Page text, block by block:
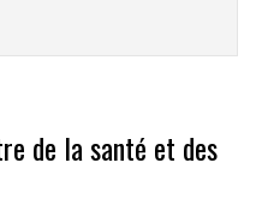
de la santé et des